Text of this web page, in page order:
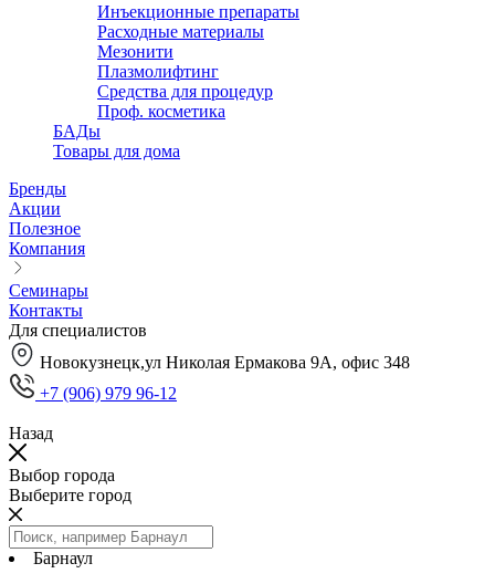
Инъекционные препараты
Расходные материалы
Мезонити
Плазмолифтинг
Средства для процедур
Проф. косметика
БАДы
Товары для дома
Бренды
Акции
Полезное
Компания
Семинары
Контакты
Для специалистов
Новокузнецк,ул Николая Ермакова 9А, офис 348
+7 (906) 979 96-12
Назад
Выбор города
Выберите город
Барнаул